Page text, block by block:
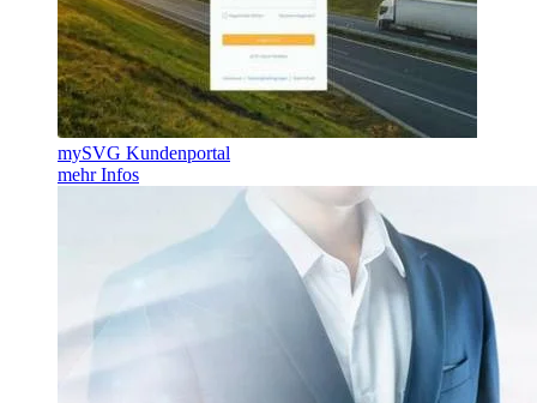
mySVG Kundenportal
mehr Infos